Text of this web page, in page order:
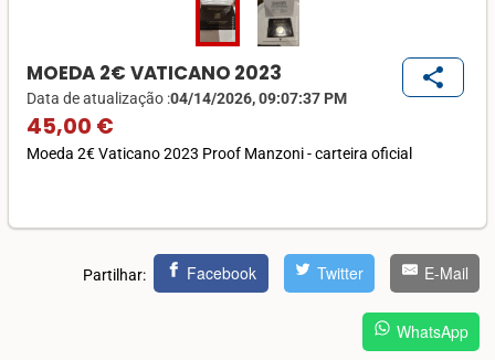
MOEDA 2€ VATICANO 2023
Data de atualização :04/14/2026, 09:07:37 PM
45,00 €
share
Moeda 2€ Vaticano 2023 Proof Manzoni - carteira oficial
Partilhar: Facebook Twitter E-Mail
WhatsApp